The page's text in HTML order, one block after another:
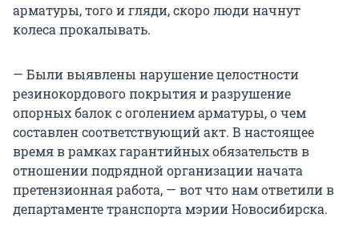
арматуры, того и гляди, скоро люди начнут
колеса прокалывать.
— Были выявлены нарушение целостности
резинокордового покрытия и разрушение
опорных балок с оголением арматуры, о чем
составлен соответствующий акт. В настоящее
время в рамках гарантийных обязательств в
отношении подрядной организации начата
претензионная работа, — вот что нам ответили в
департаменте транспорта мэрии Новосибирска.